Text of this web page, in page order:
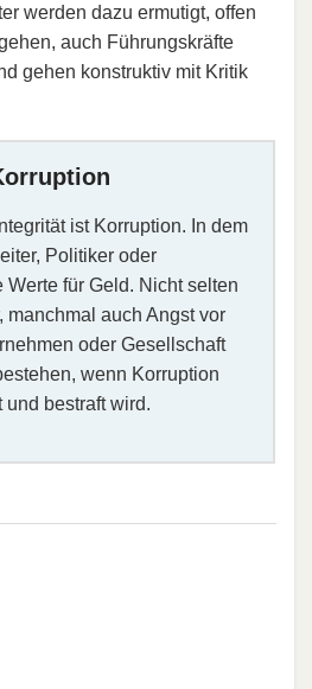
werden dazu ermutigt, offen
auch Führungskräfte
gehen konstruktiv mit Kritik
ist Korruption. In dem
Politiker oder
für Geld. Nicht selten
manchmal auch Angst vor
oder Gesellschaft
wenn Korruption
und bestraft wird.